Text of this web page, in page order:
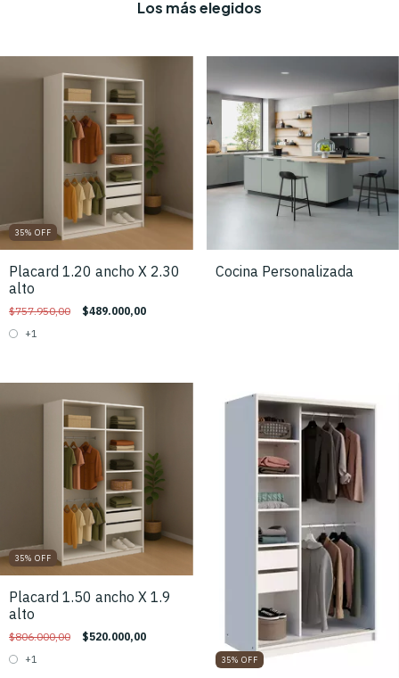
Los más elegidos
35% OFF
Placard 1.20 ancho X 2.30
alto
$757.950,00 $489.000,00
+1
Cocina Personalizada
35% OFF
Placard 1.50 ancho X 1.9
alto
$806.000,00 $520.000,00
+1 35% OFF